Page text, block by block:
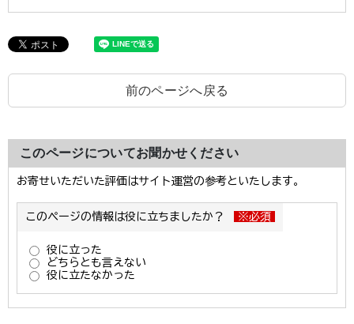
前のページへ戻る
このページについてお聞かせください